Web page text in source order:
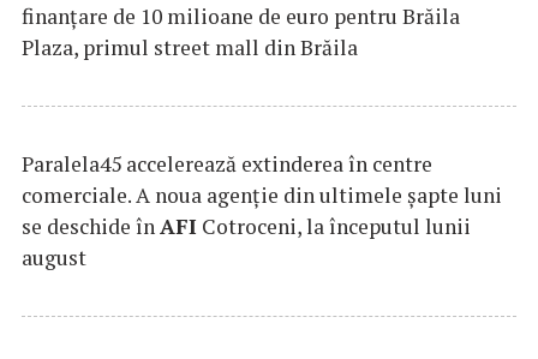
finanțare de 10 milioane de euro pentru Brăila
Plaza, primul street mall din Brăila
Paralela45 accelerează extinderea în centre
comerciale. A noua agenție din ultimele șapte luni
se deschide înAFI Cotroceni, la începutul lunii
august